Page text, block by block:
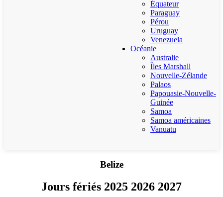
Équateur
Paraguay
Pérou
Uruguay
Venezuela
Océanie
Australie
Îles Marshall
Nouvelle-Zélande
Palaos
Papouasie-Nouvelle-
Guinée
Samoa
Samoa américaines
Vanuatu
Belize
Jours fériés 2025 2026 2027